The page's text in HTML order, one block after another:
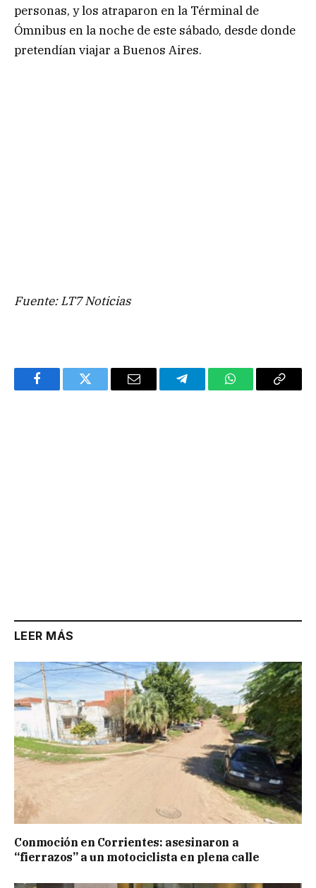
personas, y los atraparon en la Términal de
Ómnibus en la noche de este sábado, desde donde
pretendían viajar a Buenos Aires.
Fuente: LT7 Noticias
FacebookTwitter Email TelegramWhatsAppCopy
LEER MÁS
Conmoción en Corrientes: asesinaron a
“fierrazos” a un motociclista en plena calle